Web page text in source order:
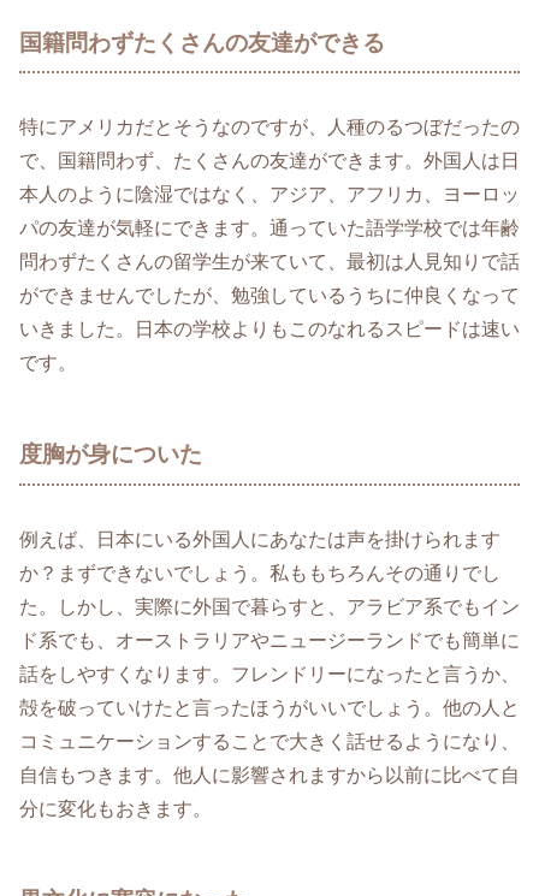
国籍問わずたくさんの友達ができる
特にアメリカだとそうなのですが、人種のるつぼだったの
で、国籍問わず、たくさんの友達ができます。外国人は日
本人のように陰湿ではなく、アジア、アフリカ、ヨーロッ
パの友達が気軽にできます。通っていた語学学校では年齢
問わずたくさんの留学生が来ていて、最初は人見知りで話
ができませんでしたが、勉強しているうちに仲良くなって
いきました。日本の学校よりもこのなれるスピードは速い
です。
度胸が身についた
例えば、日本にいる外国人にあなたは声を掛けられます
か？まずできないでしょう。私ももちろんその通りでし
た。しかし、実際に外国で暮らすと、アラビア系でもイン
ド系でも、オーストラリアやニュージーランドでも簡単に
話をしやすくなります。フレンドリーになったと言うか、
殻を破っていけたと言ったほうがいいでしょう。他の人と
コミュニケーションすることで大きく話せるようになり、
自信もつきます。他人に影響されますから以前に比べて自
分に変化もおきます。